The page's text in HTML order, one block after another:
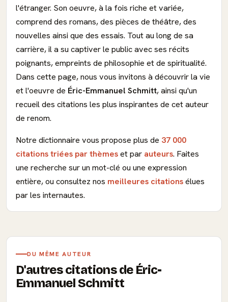
l'étranger. Son oeuvre, à la fois riche et variée,
comprend des romans, des pièces de théâtre, des
nouvelles ainsi que des essais. Tout au long de sa
carrière, il a su captiver le public avec ses récits
poignants, empreints de philosophie et de spiritualité.
Dans cette page, nous vous invitons à découvrir la vie
et l'oeuvre de Éric-Emmanuel Schmitt, ainsi qu'un
recueil des citations les plus inspirantes de cet auteur
de renom.
Notre dictionnaire vous propose plus de 37 000
citations triées par thèmeset par auteurs. Faites
une recherche sur un mot-clé ou une expression
entière, ou consultez nos meilleures citationsélues
par les internautes.
DU MÊME AUTEUR
D'autres citations de Éric-
Emmanuel Schmitt